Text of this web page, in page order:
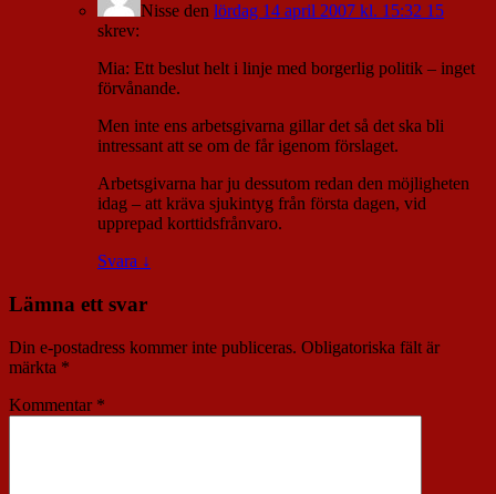
Nisse den lördag 14 april 2007 kl. 15:32 15
skrev:
Mia: Ett beslut helt i linje med borgerlig politik – inget
förvånande.
Men inte ens arbetsgivarna gillar det så det ska bli
intressant att se om de får igenom förslaget.
Arbetsgivarna har ju dessutom redan den möjligheten
idag – att kräva sjukintyg från första dagen, vid
upprepad korttidsfrånvaro.
Svara ↓
Lämna ett svar
Din e-postadress kommer inte publiceras. Obligatoriska fält är
märkta *
Kommentar *